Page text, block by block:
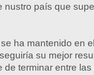
nustro país que
ha mantenido en
su mejor
de terminar entre